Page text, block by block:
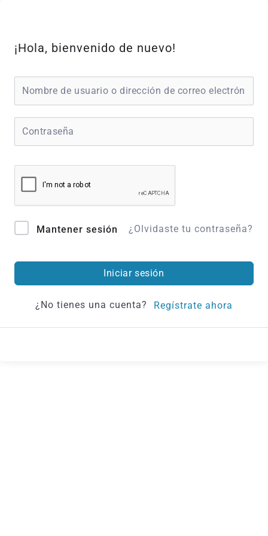
contenido
¡Hola, bienvenido de nuevo!
Mantener sesión ¿Olvidaste tu contraseña?
Iniciar sesión
¿No tienes una cuenta? Regístrate ahora